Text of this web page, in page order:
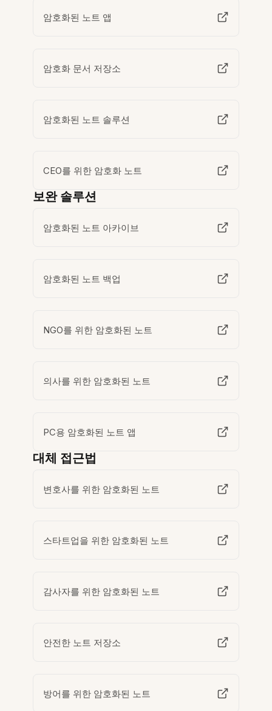
암호화된 노트 앱
암호화 문서 저장소
암호화된 노트 솔루션
CEO를 위한 암호화 노트
보완 솔루션
암호화된 노트 아카이브
암호화된 노트 백업
NGO를 위한 암호화된 노트
의사를 위한 암호화된 노트
PC용 암호화된 노트 앱
대체 접근법
변호사를 위한 암호화된 노트
스타트업을 위한 암호화된 노트
감사자를 위한 암호화된 노트
안전한 노트 저장소
방어를 위한 암호화된 노트